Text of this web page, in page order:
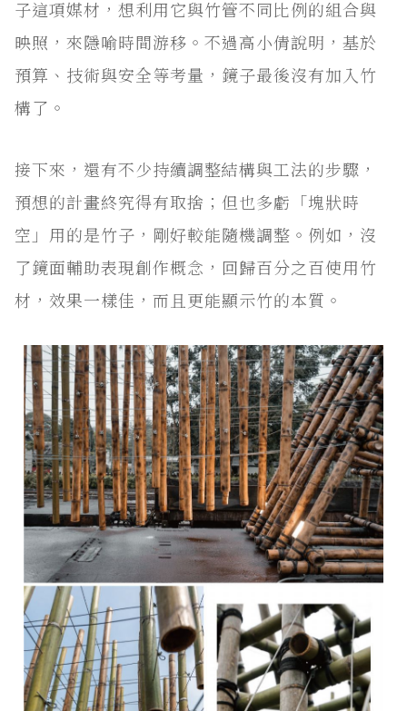
子這項媒材，想利用它與竹管不同比例的組合與
映照，來隱喻時間游移。不過高小倩說明，基於
預算、技術與安全等考量，鏡子最後沒有加入竹
構了。
接下來，還有不少持續調整結構與工法的步驟，
預想的計畫終究得有取捨；但也多虧「塊狀時
空」用的是竹子，剛好較能隨機調整。例如，沒
了鏡面輔助表現創作概念，回歸百分之百使用竹
材，效果一樣佳，而且更能顯示竹的本質。